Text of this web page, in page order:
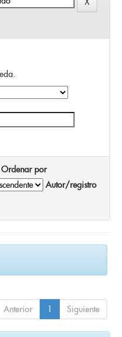
Ordenar por
Autor/registro
Anterior 1 Siguiente